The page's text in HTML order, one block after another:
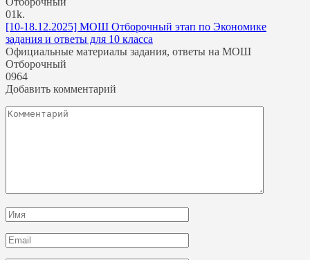
01k.
[10-18.12.2025] МОШ Отборочный этап по Экономике
задания и ответы для 10 класса
Официальные материалы задания, ответы на МОШ
Отборочный
0964
Добавить комментарий
Комментарий
Имя
*
Email
*